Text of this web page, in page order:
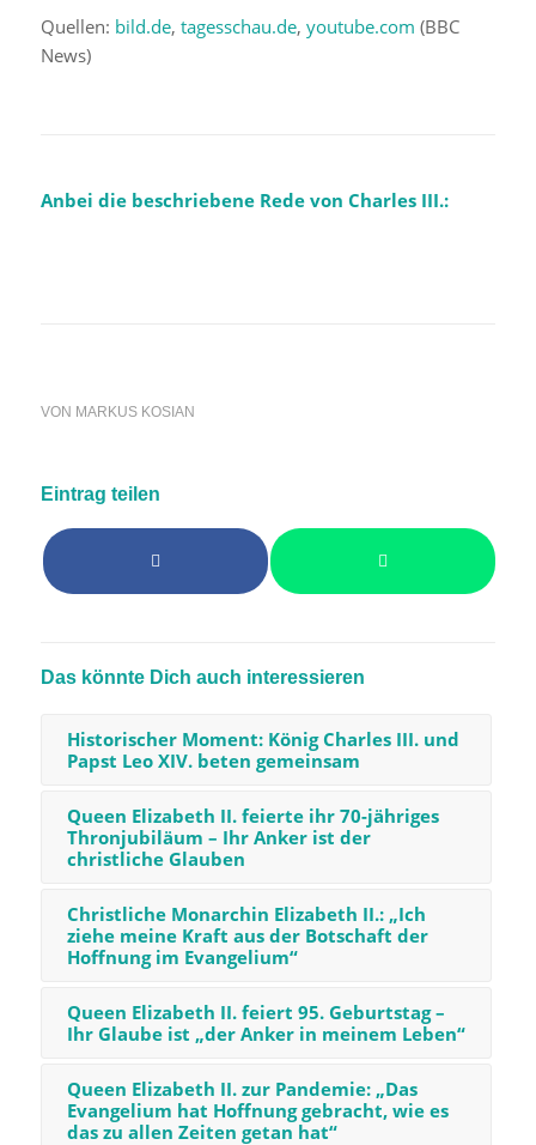
Quellen: bild.de, tagesschau.de, youtube.com (BBC
News)
Anbei die beschriebene Rede von Charles III.:
VON MARKUS KOSIAN
Eintrag teilen
Das könnte Dich auch interessieren
Historischer Moment: König Charles III. und
Papst Leo XIV. beten gemeinsam
Queen Elizabeth II. feierte ihr 70-jähriges
Thronjubiläum – Ihr Anker ist der
christliche Glauben
Christliche Monarchin Elizabeth II.: „Ich
ziehe meine Kraft aus der Botschaft der
Hoffnung im Evangelium“
Queen Elizabeth II. feiert 95. Geburtstag –
Ihr Glaube ist „der Anker in meinem Leben“
Queen Elizabeth II. zur Pandemie: „Das
Evangelium hat Hoffnung gebracht, wie es
das zu allen Zeiten getan hat“